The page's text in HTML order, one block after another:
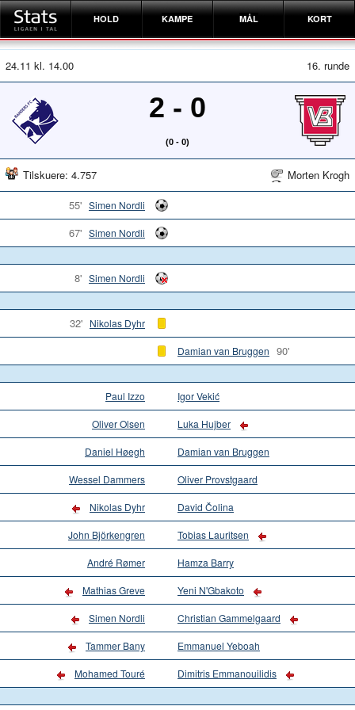
HOLD KAMPE MÅL KORT
24.11 kl. 14.00 16. runde
2 - 0
(0 - 0)
Tilskuere: 4.757
Morten Krogh
55' Simen Nordli
67' Simen Nordli
8' Simen Nordli
32' Nikolas Dyhr
Damian van Bruggen 90'
Paul Izzo Igor Vekić
Oliver Olsen Luka Hujber
Daniel Høegh Damian van Bruggen
Wessel Dammers Oliver Provstgaard
Nikolas Dyhr David Čolina
John Björkengren Tobias Lauritsen
André Rømer Hamza Barry
Mathias Greve Yeni N'Gbakoto
Simen Nordli Christian Gammelgaard
Tammer Bany Emmanuel Yeboah
Mohamed Touré Dimitris Emmanouilidis